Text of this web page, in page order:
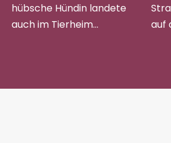
hübsche Hündin landete
auch im Tierheim…
auf